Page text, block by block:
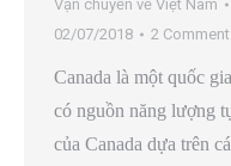
Vận chuyển về Việt Nam
02/07/2018
2
Canada là một quốc
có nguồn năng lượng
của Canada dựa trên